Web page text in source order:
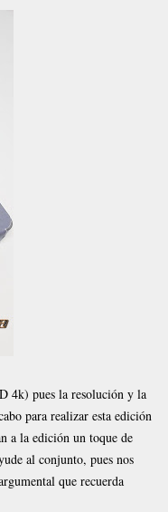
4k) pues la resolución y la
para realizar esta edición
a la edición un toque de
al conjunto, pues nos
que recuerda